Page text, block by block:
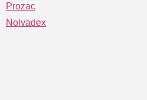
Prozac
Nolvadex